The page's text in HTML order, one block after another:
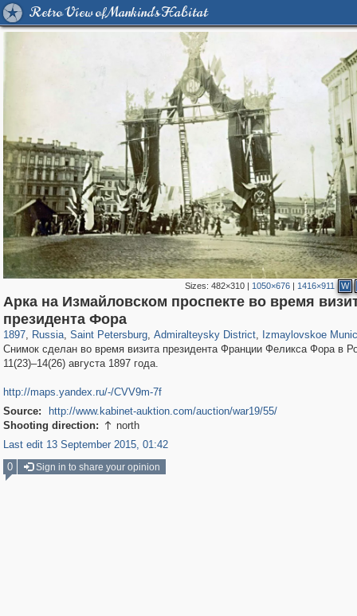
Retro View of Mankind's Habitat
Sizes: 482×310| 1050×676| 1416×911 W
Арка на Измайловском проспекте во время
президента Фора
1897, Russia
1,407,854 29,263
, Saint Petersburg
197,300 5,716
, Admiralteysky District, Izmaylovskoe
Снимок сделан во время визита президента Франции Феликса Фора в
11(23)–14(26) августа 1897 года.
http://maps.yandex.ru/-/CVV9m-7f
Source:
http://www.kabinet-auktion.com/auction/war19/55/
Shooting direction:  north
Last edit 13 September 2015, 01:42
0
Sign in to share your opinion